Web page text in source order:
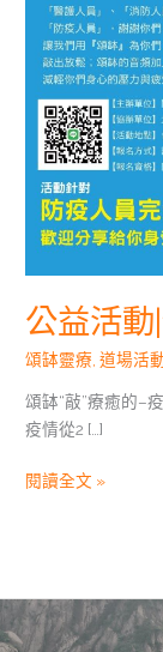
公益活
頌缽靈療 ,道場活
頌缽“敲”療癒的–
疫情從2 […]
閱讀全文 »